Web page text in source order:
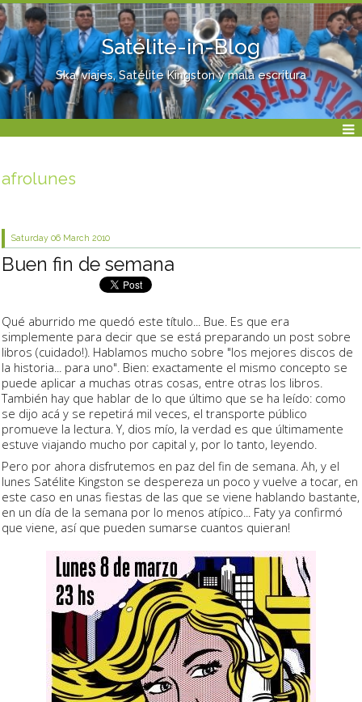
Satélite-in-Blog
Ska, viajes, Satélite Kingston y mala escritura
afrolunes
Saturday 06 March 2010
Buen fin de semana
Qué aburrido me quedó este título... Bue. Es que era
simplemente para decir que se está preparando un post sobre
libros (cuidado!). Hablamos mucho sobre "los mejores discos de
la historia... para uno". Bien: exactamente el mismo concepto se
puede aplicar a muchas otras cosas, entre otras los libros.
También hay que hablar de lo que último que se ha leído: como
se dijo acá y se repetirá mil veces, el transporte público
promueve la lectura. Y, dios mío, la verdad es que últimamente
estuve viajando mucho por capital y, por lo tanto, leyendo.
Pero por ahora disfrutemos en paz del fin de semana. Ah, y el
lunes Satélite Kingston se despereza un poco y vuelve a tocar, en
este caso en unas fiestas de las que se viene hablando bastante,
en un día de la semana por lo menos atípico... Faty ya confirmó
que viene, así que pueden sumarse cuantos quieran!